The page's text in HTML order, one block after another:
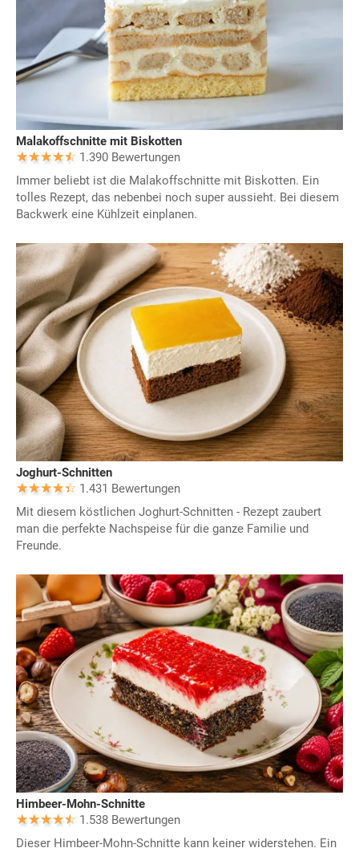
Malakoffschnitte mit Biskotten
1.390 Bewertungen
Immer beliebt ist die Malakoffschnitte mit Biskotten. Ein
tolles Rezept, das nebenbei noch super aussieht. Bei diesem
Backwerk eine Kühlzeit einplanen.
Joghurt-Schnitten
1.431 Bewertungen
Mit diesem köstlichen Joghurt-Schnitten - Rezept zaubert
man die perfekte Nachspeise für die ganze Familie und
Freunde.
Himbeer-Mohn-Schnitte
1.538 Bewertungen
Dieser Himbeer-Mohn-Schnitte kann keiner widerstehen. Ein